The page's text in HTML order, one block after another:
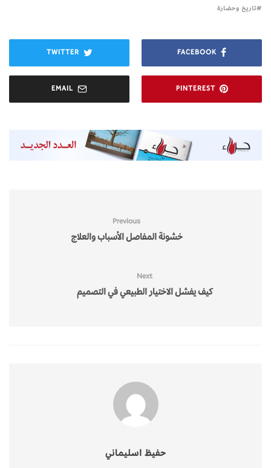
تاريخ وحضارة
FACEBOOK
TWITTER
PINTEREST
EMAIL
Previous
خشونة المفاصل الأسباب والعلاج
Next
كيف يفشل الاختيار الطبيعي في التصميم
حفيظ اسليماني